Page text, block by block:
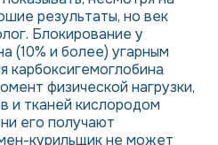
результаты, но век
Блокирование у
(10% и более) угарным
карбоксигемоглобина
физической нагрузки,
и тканей кислородом
его получают
курильщик не может